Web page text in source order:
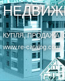
КУПЛЯ, ПРОДАЖА,
www.re-catalog.com